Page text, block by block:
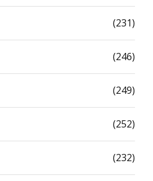
(231)
(246)
(249)
(252)
(232)